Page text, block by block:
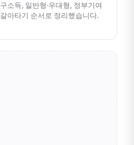
소득, 일반형·우대형, 정부기여
아타기 순서로 정리했습니다.